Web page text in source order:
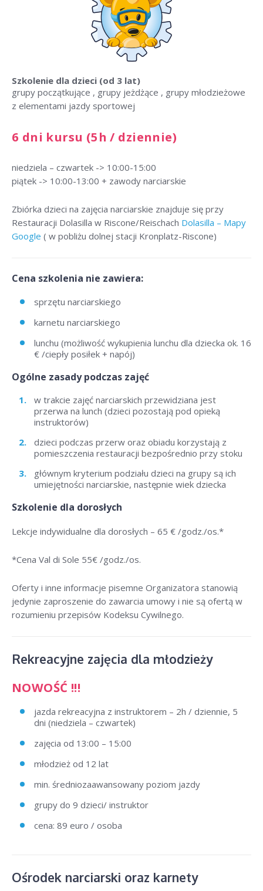
Szkolenie dla dzieci (od 3 lat)
grupy początkujące , grupy jeżdżące , grupy młodzieżowe
z elementami jazdy sportowej
6 dni kursu (5h / dziennie)
niedziela – czwartek -> 10:00-15:00
piątek -> 10:00-13:00 + zawody narciarskie
Zbiórka dzieci na zajęcia narciarskie znajduje się przy
Restauracji Dolasilla w Riscone/Reischach Dolasilla – Mapy
Google ( w pobliżu dolnej stacji Kronplatz-Riscone)
Cena szkolenia nie zawiera:
sprzętu narciarskiego
karnetu narciarskiego
lunchu (możliwość wykupienia lunchu dla dziecka ok. 16
€ /ciepły posiłek + napój)
Ogólne zasady podczas zajęć
w trakcie zajęć narciarskich przewidziana jest
przerwa na lunch (dzieci pozostają pod opieką
instruktorów)
dzieci podczas przerw oraz obiadu korzystają z
pomieszczenia restauracji bezpośrednio przy stoku
głównym kryterium podziału dzieci na grupy są ich
umiejętności narciarskie, następnie wiek dziecka
Szkolenie dla dorosłych
Lekcje indywidualne dla dorosłych – 65 € /godz./os.*
*Cena Val di Sole 55€ /godz./os.
Oferty i inne informacje pisemne Organizatora stanowią
jedynie zaproszenie do zawarcia umowy i nie są ofertą w
rozumieniu przepisów Kodeksu Cywilnego.
Rekreacyjne zajęcia dla młodzieży
NOWOŚĆ !!!
jazda rekreacyjna z instruktorem – 2h / dziennie, 5
dni (niedziela – czwartek)
zajęcia od 13:00 – 15:00
młodzież od 12 lat
min. średniozaawansowany poziom jazdy
grupy do 9 dzieci/ instruktor
cena: 89 euro / osoba
Ośrodek narciarski oraz karnety